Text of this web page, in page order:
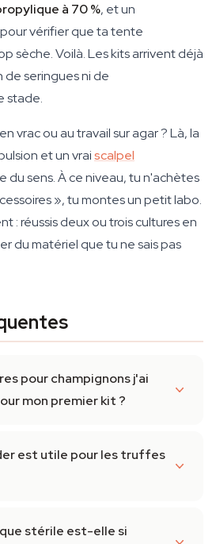
à 70 %, et un
vérifier que ta tente
sèche. Voilà. Les kits arrivent déjà
de seringues ni de
stade.
vrac ou au travail sur agar ? Là, la
et un vraiscalpel
du sens. À ce niveau, tu n'achètes
», tu montes un petit labo.
: réussis deux ou trois cultures en
du matériel que tu ne sais pas
pour champignons j'ai
mon premier kit ?
est utile pour les truffes
stérile est-elle si